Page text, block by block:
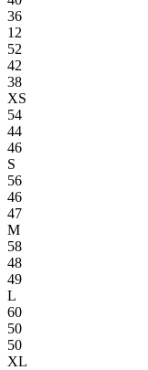
36
12
52
42
38
XS
54
44
46
S
56
46
47
M
58
48
49
L
60
50
50
XL